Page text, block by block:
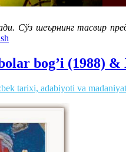
Сўз шеърнинг тасвир
bog’i (1988)
tarixi, adabiyoti va